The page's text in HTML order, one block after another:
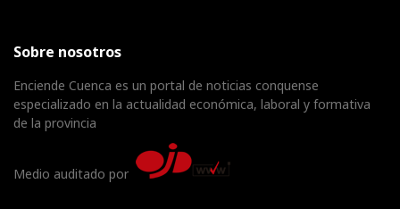
Sobre nosotros
Enciende Cuenca es un portal de noticias conquense
especializado en la actualidad económica, laboral y formativa
de la provincia
Medio auditado por